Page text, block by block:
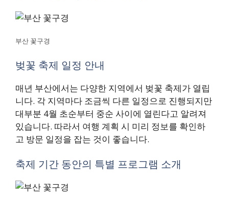
부산 꽃구경
벚꽃 축제 일정 안내
매년 부산에서는 다양한 지역에서 벚꽃 축제가 열립
니다. 각 지역마다 조금씩 다른 일정으로 진행되지만
대부분 4월 초순부터 중순 사이에 열린다고 알려져
있습니다. 따라서 여행 계획 시 미리 정보를 확인하
고 방문 일정을 잡는 것이 좋습니다.
축제 기간 동안의 특별 프로그램 소개